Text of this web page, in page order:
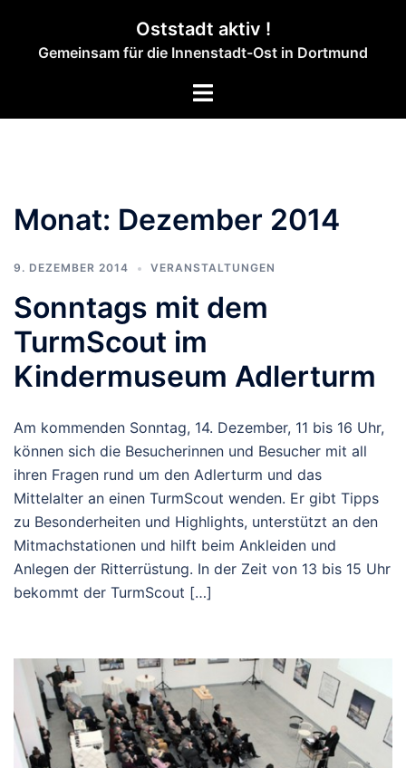
springen
Oststadt aktiv !
Gemeinsam für die Innenstadt-Ost in Dortmund
Menü
Monat: Dezember 2014
9. DEZEMBER 2014 VERANSTALTUNGEN
Sonntags mit dem
TurmScout im
Kindermuseum Adlerturm
Am kommenden Sonntag, 14. Dezember, 11 bis 16 Uhr,
können sich die Besucherinnen und Besucher mit all
ihren Fragen rund um den Adlerturm und das
Mittelalter an einen TurmScout wenden. Er gibt Tipps
zu Besonderheiten und Highlights, unterstützt an den
Mitmachstationen und hilft beim Ankleiden und
Anlegen der Ritterrüstung. In der Zeit von 13 bis 15 Uhr
bekommt der TurmScout […]